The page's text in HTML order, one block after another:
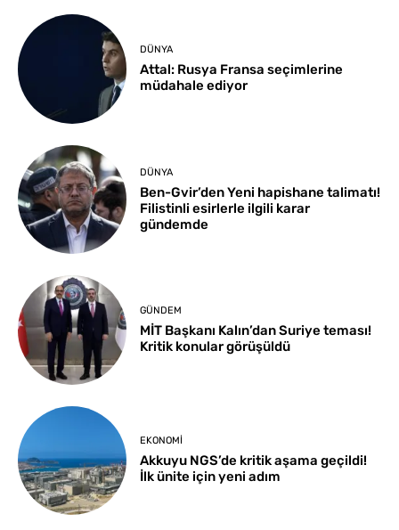
DÜNYA
Attal: Rusya Fransa seçimlerine
müdahale ediyor
DÜNYA
Ben-Gvir’den Yeni hapishane talimatı!
Filistinli esirlerle ilgili karar
gündemde
GÜNDEM
MİT Başkanı Kalın’dan Suriye teması!
Kritik konular görüşüldü
EKONOMI
Akkuyu NGS’de kritik aşama geçildi!
İlk ünite için yeni adım